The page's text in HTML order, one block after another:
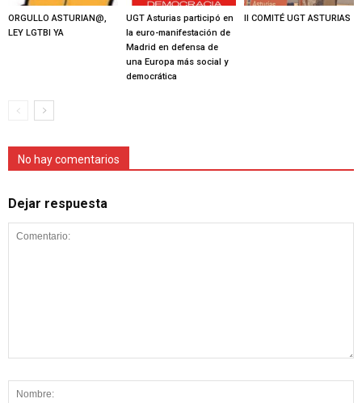
ORGULLO ASTURIAN@,
LEY LGTBI YA
UGT Asturias participó en
la euro-manifestación de
Madrid en defensa de
una Europa más social y
democrática
II COMITÉ UGT ASTURIAS
No hay comentarios
Dejar respuesta